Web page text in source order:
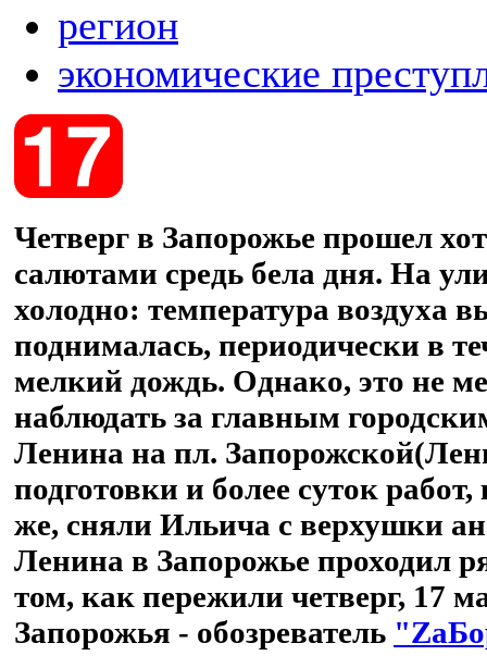
регион
экономические
Четверг в Запорожье прошел
салютами средь бела дня. На
холодно: температура воздуха
поднималась, периодически в
мелкий дождь. Однако, это не
наблюдать за главным
Ленина на пл.
подготовки и более суток
же, сняли Ильича с верхушки
Ленина в Запорожье проходил
том, как пережили четверг, 17
Запорожья - обозреватель